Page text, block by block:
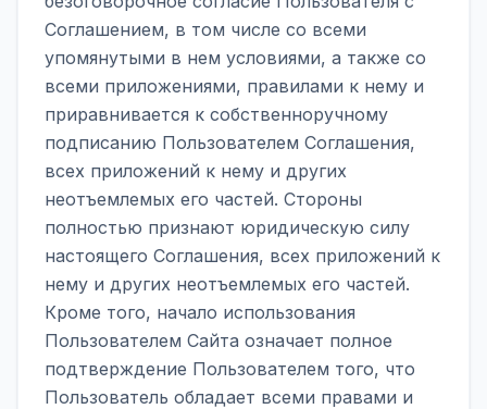
Соглашением, в том числе со всеми
упомянутыми в нем условиями, а также со
всеми приложениями, правилами к нему и
приравнивается к собственноручному
подписанию Пользователем Соглашения,
всех приложений к нему и других
неотъемлемых его частей. Стороны
полностью признают юридическую силу
настоящего Соглашения, всех приложений к
нему и других неотъемлемых его частей.
Кроме того, начало использования
Пользователем Сайта означает полное
подтверждение Пользователем того, что
Пользователь обладает всеми правами и